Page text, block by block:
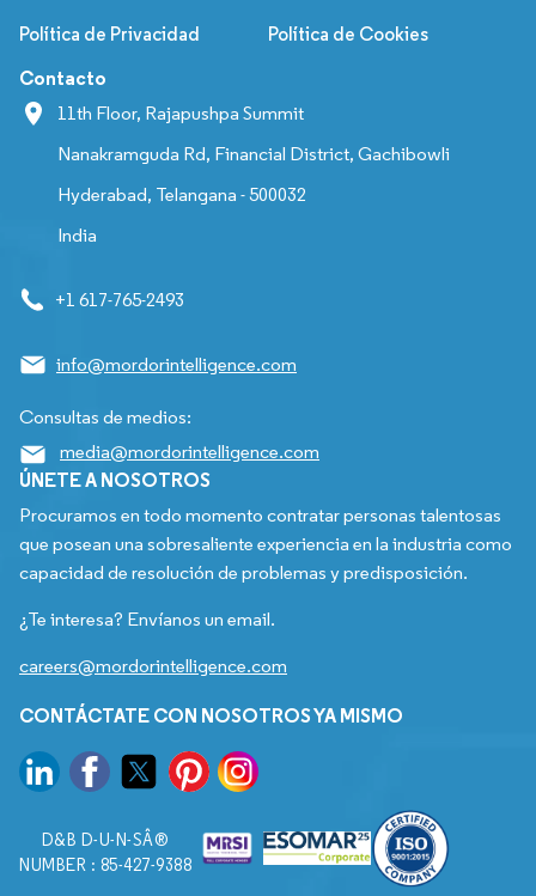
Política de Privacidad Política de Cookies
Contacto
11th Floor, Rajapushpa Summit
Nanakramguda Rd, Financial District, Gachibowli
Hyderabad, Telangana - 500032
India
+1 617-765-2493
info@mordorintelligence.com
Consultas de medios:
media@mordorintelligence.com
ÚNETE A NOSOTROS
Procuramos en todo momento contratar personas talentosas
que posean una sobresaliente experiencia en la industria como
capacidad de resolución de problemas y predisposición.
¿Te interesa? Envíanos un email.
careers@mordorintelligence.com
CONTÁCTATE CON NOSOTROS YA MISMO
D&B D-U-N-SÂ®
NUMBER : 85-427-9388